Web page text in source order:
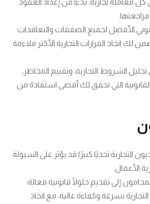
الأفضل لجميع الصفقات والتعاقدات
لك اتخاذ القرارات التجارية الأكثر ملاءمة
الشروط التجارية، وتقييم المخاطر،
القانونية التي تحقق لك أقصى استفادة من
التجارية تحديًا كبيرًا قد يؤثر على السيولة
الأعمال.
إلى تقديم حلولًا قانونية فعالة؛
بسرعة وكفاءة عالية، مع اتخاذ